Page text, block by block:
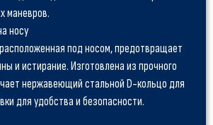
маневров.
носу
под носом, предотвращает
и истирание. Изготовлена из прочного
нержавеющий стальной D-кольцо для
для удобства и безопасности.